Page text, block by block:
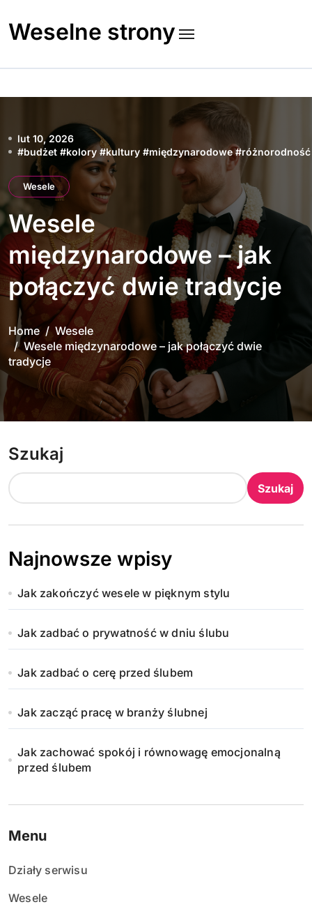
to
content
Weselne strony
lut 10, 2026
#budżet #kolory #kultury #międzynarodowe #różnorodność
Wesele
Wesele
międzynarodowe – jak
połączyć dwie tradycje
Home
Wesele
Wesele międzynarodowe – jak połączyć dwie
tradycje
Szukaj
Szukaj
Najnowsze wpisy
Jak zakończyć wesele w pięknym stylu
Jak zadbać o prywatność w dniu ślubu
Jak zadbać o cerę przed ślubem
Jak zacząć pracę w branży ślubnej
Jak zachować spokój i równowagę emocjonalną
przed ślubem
Menu
Działy serwisu
Wesele